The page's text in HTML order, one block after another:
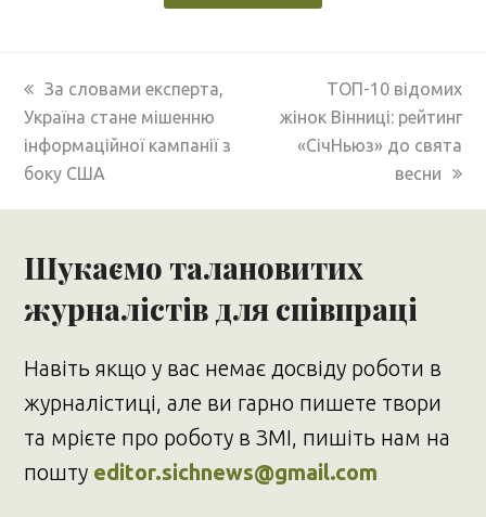
previous
post:
За словами експерта,
Україна стане мішенню
інформаційної кампанії з
боку США
next
post:
ТОП-10 відомих
жінок Вінниці: рейтинг
«СічНьюз» до свята
весни
Шукаємо талановитих
журналістів для співпраці
Навіть якщо у вас немає досвіду роботи в
журналістиці, але ви гарно пишете твори
та мрієте про роботу в ЗМІ, пишіть нам на
пошту editor.sichnews@gmail.com